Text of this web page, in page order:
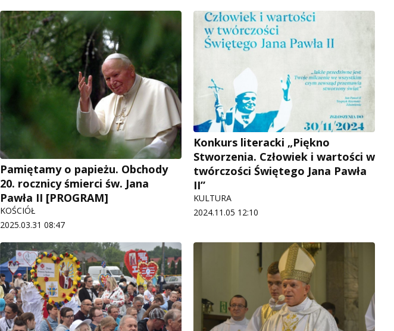
Pamiętamy o papieżu. Obchody
20. rocznicy śmierci św. Jana
Pawła II [PROGRAM]
KOŚCIÓŁ
2025.03.31 08:47
Konkurs literacki „Piękno
Stworzenia. Człowiek i wartości w
twórczości Świętego Jana Pawła
II”
KULTURA
2024.11.05 12:10